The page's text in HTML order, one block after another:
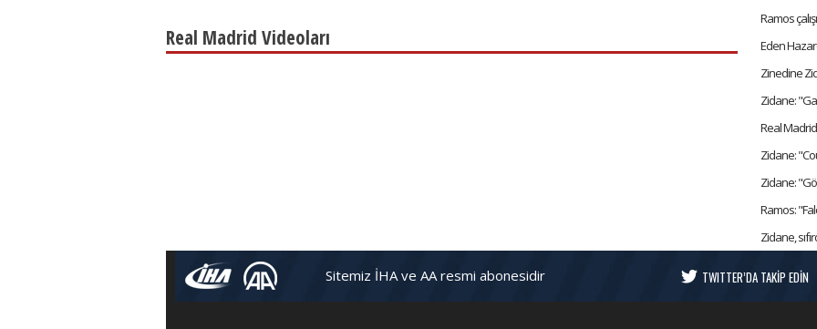
Real Madrid Videoları
Ramos
Eden
Zinedine
Zidane:
Real
Zidane:
Zidane:
Ramos:
Zidane,
Sitemiz İHA ve AA resmi abonesidir TWITTER’DA TAKİP EDİN